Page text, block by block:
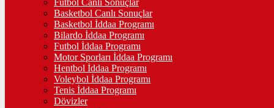
10.903,00%2,54
TAM ALTIN
43.427,00%2,54
%2,39
Futbol Canlı Sonuçlar
Basketbol Canlı Sonuçlar
Basketbol İddaa Programı
Bilardo İddaa Programı
Futbol İddaa Programı
Motor Sporları İddaa Programı
Hentbol İddaa Programı
Voleybol İddaa Programı
Tenis İddaa Programı
Dövizler